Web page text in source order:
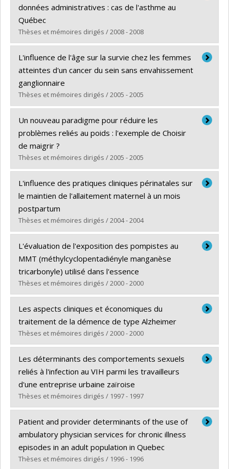
Cycle :Maîtrise
Diplôme obtenu :
Lien vers le document dans Papyrus
données administratives : cas de l'asthme au
Québec
Thèses et mémoires dirigés / 2008 - 2008
Diplômé(e) :Koné, Anna Josette
Cycle :Doctorat
Diplôme obtenu :
Lien vers le document dans Papyrus
L'influence de l'âge sur la survie chez les femmes
atteintes d'un cancer du sein sans envahissement
ganglionnaire
Thèses et mémoires dirigés / 2005 - 2005
Diplômé(e) :Gonzalez, Luz Mercedes
Cycle :Maîtrise
Diplôme obtenu :
Lien vers le document dans Papyrus
Un nouveau paradigme pour réduire les
problèmes reliés au poids : l'exemple de Choisir
de maigrir ?
Thèses et mémoires dirigés / 2005 - 2005
Diplômé(e) :Mongeau, Lyne
Cycle :Doctorat
Diplôme obtenu :
Lien vers le document dans Papyrus
L'influence des pratiques cliniques périnatales sur
le maintien de l'allaitement maternel à un mois
postpartum
Thèses et mémoires dirigés / 2004 - 2004
Diplômé(e) :Shaiek, Mejda
Cycle :Maîtrise
Diplôme obtenu :M. Sc.
Lien vers le document dans Papyrus
L'évaluation de l'exposition des pompistes au
MMT (méthylcyclopentadiényle manganèse
tricarbonyle) utilisé dans l'essence
Thèses et mémoires dirigés / 2000 - 2000
Diplômé(e) :Keiloun, Mouna
Cycle :Maîtrise
Diplôme obtenu :M. Sc.
Lien vers le document dans Papyrus
Les aspects cliniques et économiques du
traitement de la démence de type Alzheimer
Thèses et mémoires dirigés / 2000 - 2000
Diplômé(e) :Lessard, Chantale
Cycle :Maîtrise
Diplôme obtenu :M. Sc.
Lien vers le document dans Papyrus
Les déterminants des comportements sexuels
reliés à l'infection au VIH parmi les travailleurs
d'une entreprise urbaine zaïroise
Thèses et mémoires dirigés / 1997 - 1997
Diplômé(e) :Kaseka, Ngungu
Cycle :Maîtrise
Diplôme obtenu :M. Sc.
Lien vers le document dans Papyrus
Patient and provider determinants of the use of
ambulatory physician services for chronic illness
episodes in an adult population in Quebec
Thèses et mémoires dirigés / 1996 - 1996